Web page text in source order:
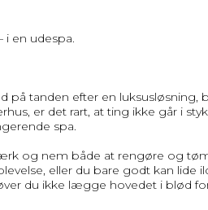
i en udespa.
tanden efter en luksusløsning,
er det rart, at ting ikke går i
spa.
og nem både at rengøre og
eller du bare godt kan lide
du ikke lægge hovedet i blød